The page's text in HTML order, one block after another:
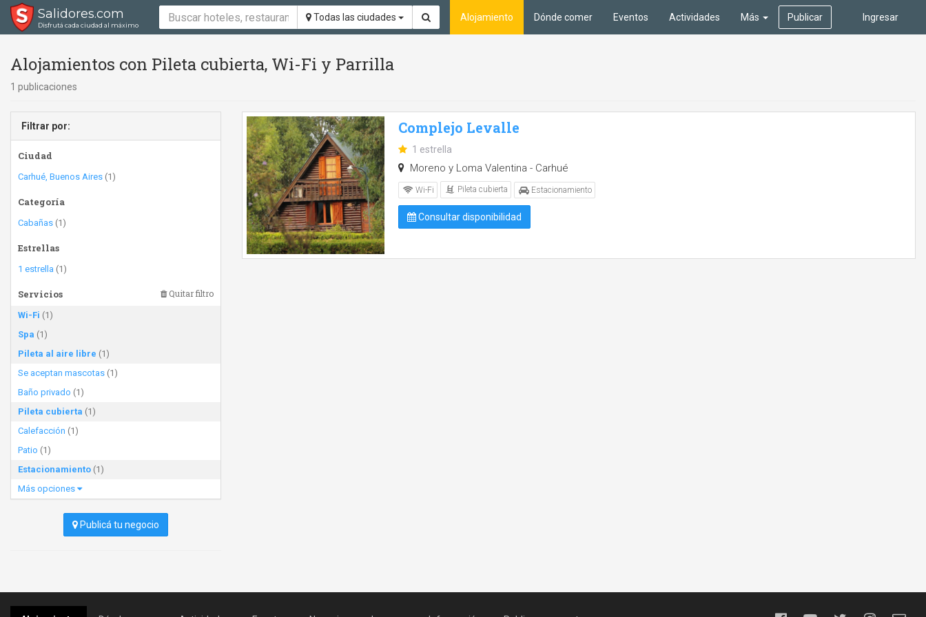
Salidores.com
Disfrutá cada ciudad al máximo
Todas las ciudades Ingresar
Alojamiento Dónde comer Eventos Actividades Más Publicar
Alojamientos con Pileta cubierta, Wi-Fi y Parrilla
1 publicaciones
Filtrar por:
Ciudad
Carhué, Buenos Aires (1)
Categoría
Cabañas (1)
Estrellas
1 estrella (1)
Servicios Quitar filtro
Wi-Fi (1)
Spa (1)
Pileta al aire libre (1)
Se aceptan mascotas (1)
Baño privado (1)
Pileta cubierta (1)
Calefacción (1)
Patio (1)
Estacionamiento (1)
Más opciones
Publicá tu negocio
Complejo Levalle
1 estrella
Moreno y Loma Valentina - Carhué
Wi-Fi Pileta cubierta Estacionamiento
Consultar disponibilidad